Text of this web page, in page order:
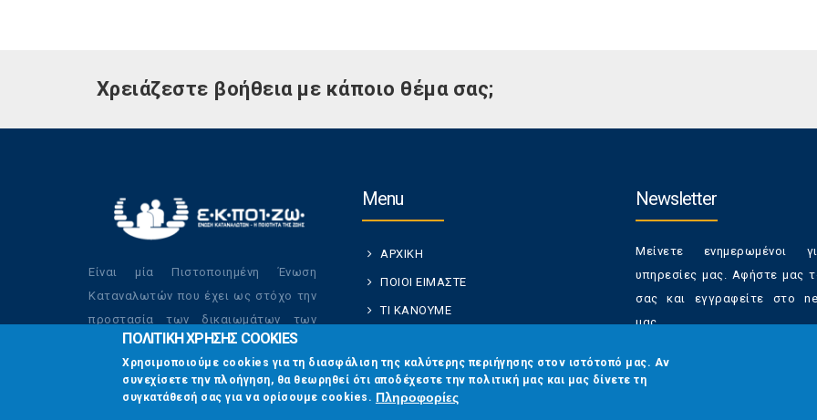
Χρειάζεστε βοήθεια με κάποιο θέμα σας;
Είναι μία Πιστοποιημένη Ένωση
Καταναλωτών που έχει ως στόχο την
προστασία των δικαιωμάτων των
καταναλωτών και την βελτίωση της
ποιότητας της ζωής τους.
Menu
ΑΡΧΙΚΗ
ΠΟΙΟΙ ΕΙΜΑΣΤΕ
ΤΙ ΚΑΝΟΥΜΕ
ΟΙ ΔΡΑΣΕΙΣ ΜΑΣ
ΕΠΙΚΟΙΝΩΝΙΑ
Newsletter
Μείνετε ενημερωμένοι
υπηρεσίες μας. Αφήστε μας
σας και εγγραφείτε στο
μας.
Έχετε τη δυνατότητα
από τα newsletters μας
ΠΟΛΙΤΙΚΗ ΧΡΗΣΗΣ COOKIES
Χρησιμοποιούμε cookies για τη διασφάλιση της καλύτερης περιήγησης στον ιστότοπό μας. Αν
συνεχίσετε την πλοήγηση, θα θεωρηθεί ότι αποδέχεστε την πολιτική μας και μας δίνετε τη
συγκατάθεσή σας για να ορίσουμε cookies. Πληροφορίες